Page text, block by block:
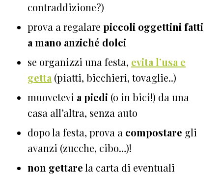
contraddizione?)
prova a regalare piccoli oggettini fatti
a mano anziché dolci
se organizzi una festa, evita l’usa e
getta (piatti, bicchieri, tovaglie..)
muovetevi a piedi (o in bici!) da una
casa all’altra, senza auto
dopo la festa, prova a compostare gli
avanzi (zucche, cibo…)!
non gettarela carta di eventuali